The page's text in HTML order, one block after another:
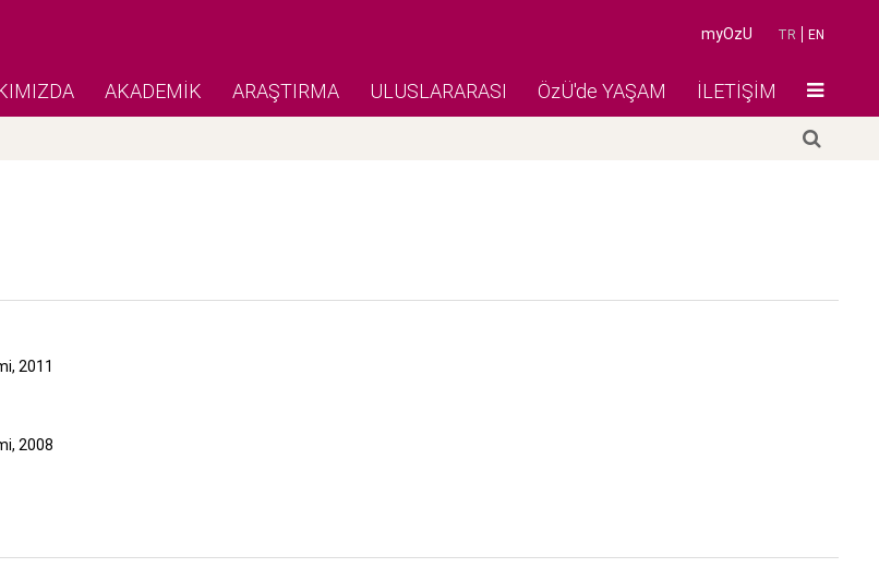
TR EN
myOzU
AKADEMİK ARAŞTIRMA ULUSLARARASI ÖzÜ'de YAŞAM İLETİŞİM
2011
2008